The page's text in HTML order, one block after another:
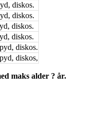
diskos.
diskos.
diskos.
diskos.
diskos.
diskos,
maks alder ? år.